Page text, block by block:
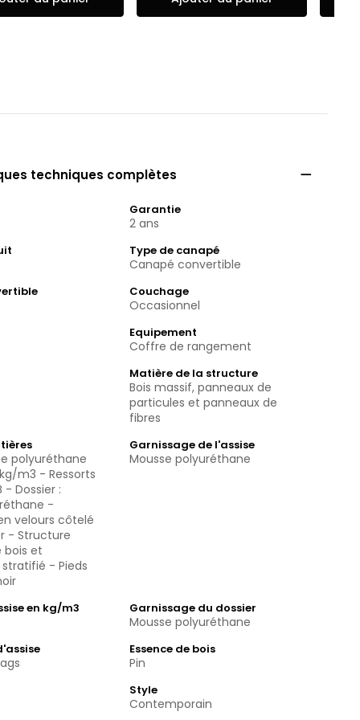
techniques complètes 
Garantie
2 ans
Type de canapé
Canapé convertible
Couchage
Occasionnel
Equipement
Coffre de rangement
Matière de la structure
Bois massif, panneaux de
particules et panneaux de
fibres
polyuréthane
m3 - Ressorts
- Dossier :
-
velours côtelé
- Structure
bois et
- Pieds
Garnissage de l'assise
Mousse polyuréthane
en kg/m3 Garnissage du dossier
Mousse polyuréthane
Essence de bois
Pin
Style
Contemporain